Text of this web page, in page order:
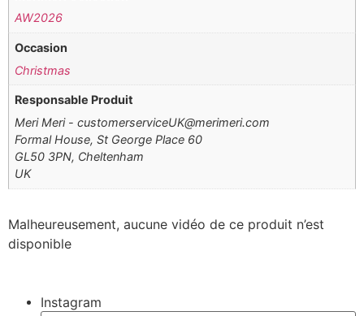
AW2026
Occasion
Christmas
Responsable Produit
Meri Meri - customerserviceUK@merimeri.com
Formal House, St George Place 60
GL50 3PN, Cheltenham
UK
Malheureusement, aucune vidéo de ce produit n’est
disponible
Instagram